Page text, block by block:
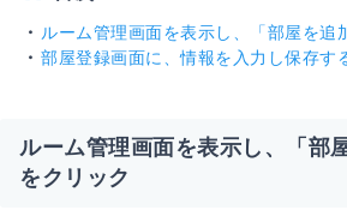
ルーム管理画面を表示し、「部屋を追
部屋登録画面に、情報を入力し保存す
ルーム管理画面を表示し、「部
をクリック